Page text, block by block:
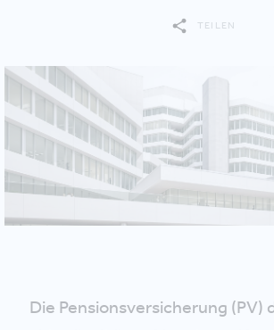
TEILEN
Die Pensionsversicherung (PV)